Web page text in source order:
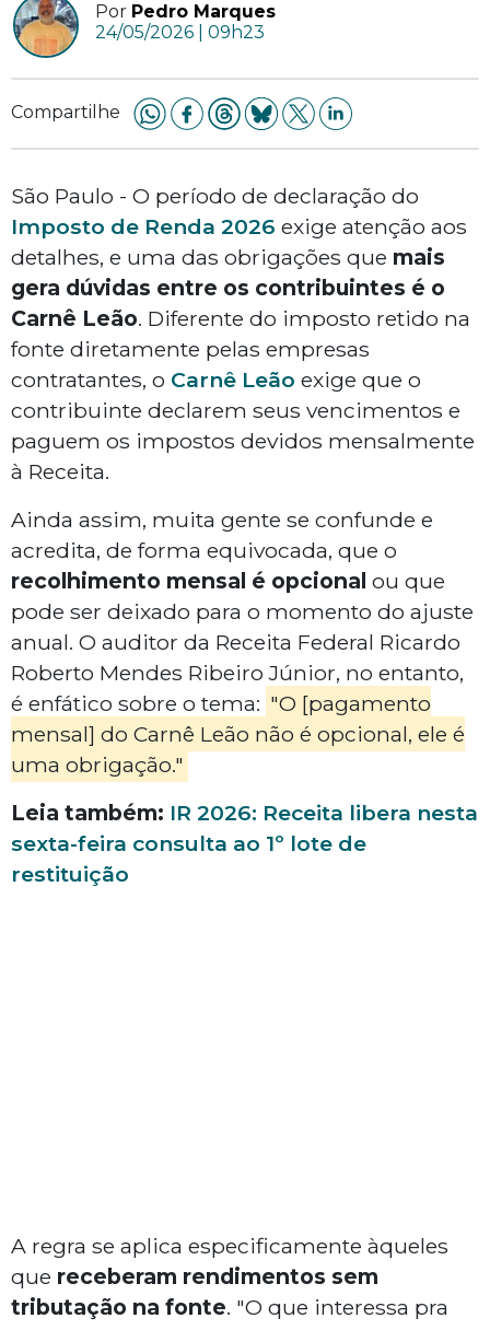
Por Pedro Marques
24/05/2026 | 09h23
Compartilhe
São Paulo - O período de declaração do
Imposto de Renda 2026 exige atenção aos
detalhes, e uma das obrigações que mais
gera dúvidas entre os contribuintes é o
Carnê Leão. Diferente do imposto retido na
fonte diretamente pelas empresas
contratantes, o Carnê Leão exige que o
contribuinte declarem seus vencimentos e
paguem os impostos devidos mensalmente
à Receita.
Ainda assim, muita gente se confunde e
acredita, de forma equivocada, que o
recolhimento mensal é opcional ou que
pode ser deixado para o momento do ajuste
anual. O auditor da Receita Federal Ricardo
Roberto Mendes Ribeiro Júnior, no entanto,
é enfático sobre o tema: "O [pagamento
mensal] do Carnê Leão não é opcional, ele é
uma obrigação."
Leia também: IR 2026: Receita libera nesta
sexta-feira consulta ao 1º lote de
restituição
A regra se aplica especificamente àqueles
que receberam rendimentos sem
tributação na fonte. "O que interessa pra